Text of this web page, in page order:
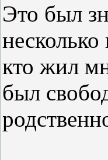
Это был
кто жил
был